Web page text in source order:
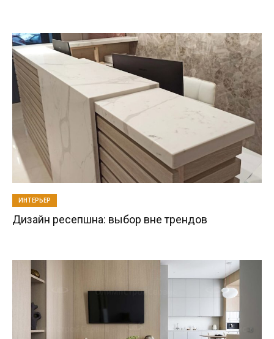
ИНТЕРЬЕР
Дизайн ресепшна: выбор вне трендов